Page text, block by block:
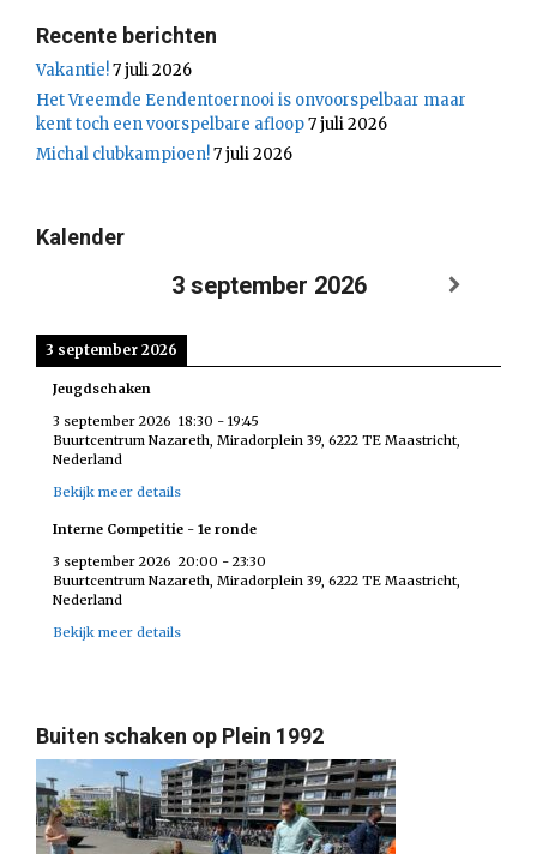
Recente berichten
Vakantie!7 juli 2026
Het Vreemde Eendentoernooi is onvoorspelbaar maar
kent toch een voorspelbare afloop7 juli 2026
Michal clubkampioen!7 juli 2026
Kalender
3 september 2026
3 september 2026
Jeugdschaken
3 september 2026 18:30 - 19:45
Buurtcentrum Nazareth, Miradorplein 39, 6222 TE Maastricht,
Nederland
Bekijk meer details
Interne Competitie - 1e ronde
3 september 2026 20:00 - 23:30
Buurtcentrum Nazareth, Miradorplein 39, 6222 TE Maastricht,
Nederland
Bekijk meer details
Buiten schaken op Plein 1992